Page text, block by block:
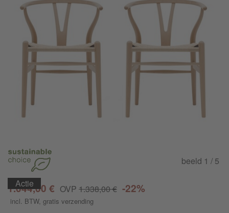
Actie
beeld 1 / 5
1.044,00 € OVP 1.338,00 € -22%
incl. BTW, gratis verzending